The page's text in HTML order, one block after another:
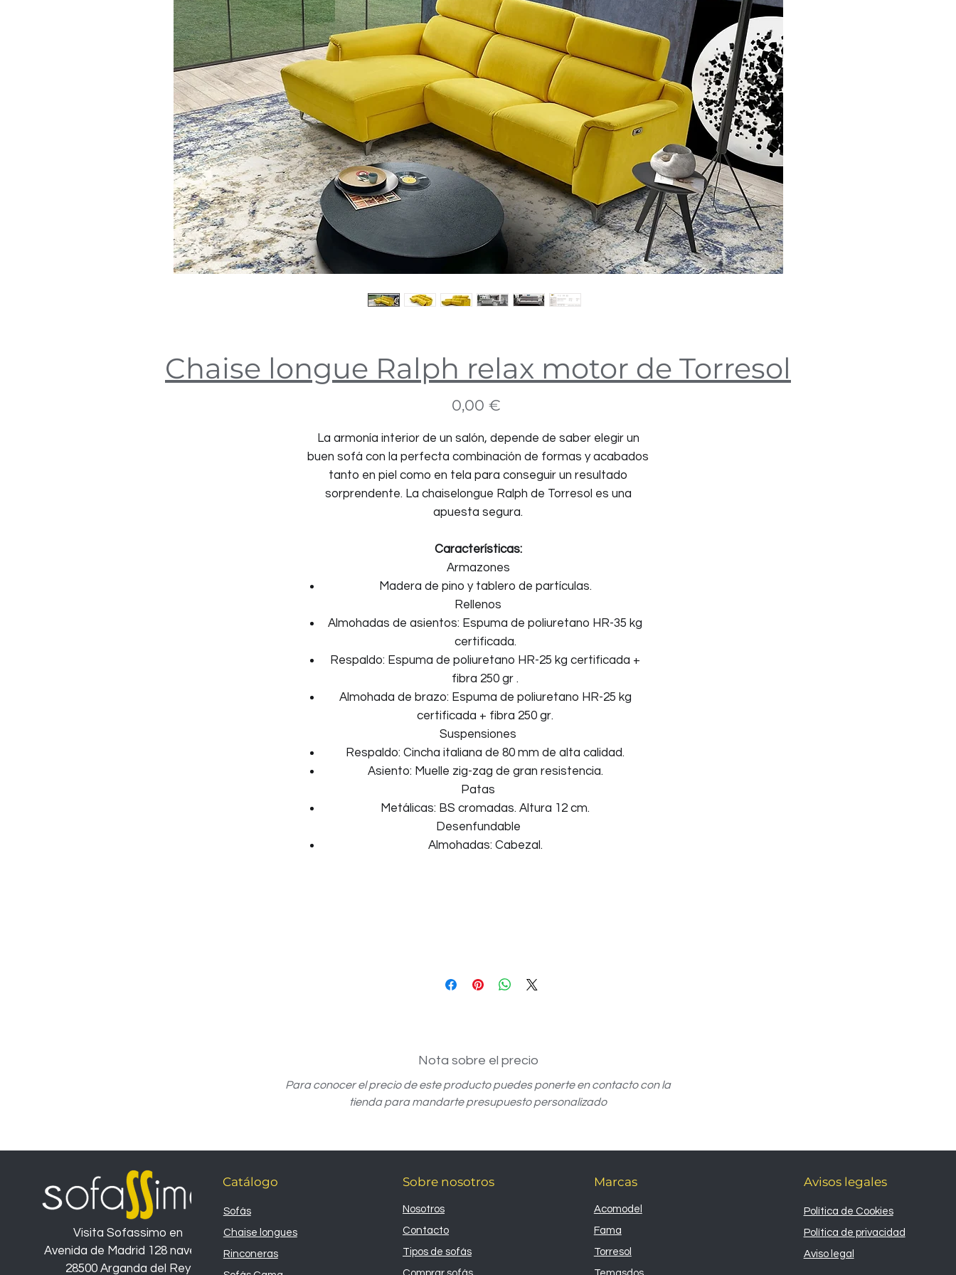
Chaise longue Ralph relax motor de Torresol
0,00 €
La armonía interior de un salón, depende de saber elegir un
buen sofá con la perfecta combinación de formas y acabados
tanto en piel como en tela para conseguir un resultado
sorprendente. La chaiselongue Ralph de Torresol es una
apuesta segura.
Características:
Armazones
Madera de pino y tablero de partículas.
Rellenos
Almohadas de asientos: Espuma de poliuretano HR-35 kg
certificada.
Respaldo: Espuma de poliuretano HR-25 kg certificada +
fibra 250 gr .
Almohada de brazo: Espuma de poliuretano HR-25 kg
certificada + fibra 250 gr.
Suspensiones
Respaldo: Cincha italiana de 80 mm de alta calidad.
Asiento: Muelle zig-zag de gran resistencia.
Patas
Metálicas: BS cromadas. Altura 12 cm.
Desenfundable
Almohadas: Cabezal.
Nota sobre el precio
Para conocer el precio de este producto puedes ponerte en contacto con la
tienda para mandarte presupuesto personalizado
Visita Sofassimo en
Avenida de Madrid 128 nave 26
28500 Arganda del Rey
Catálogo
Sofás
Chaise longues
Rinconeras
Sobre nosotros
Nosotros
Contacto
Tipos de sofás
Marcas
Acomodel
Fama
Torresol
Avisos legales
Política de Cookies
Política de privacidad
Aviso legal